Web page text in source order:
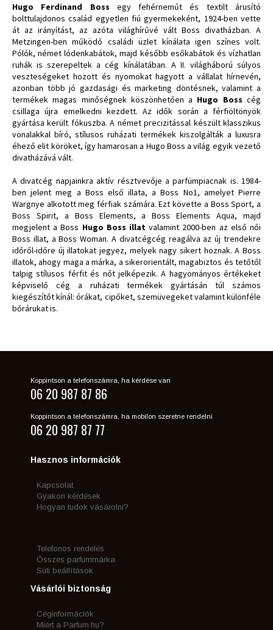
Hugo Ferdinand Boss egy fehérneműt és textilt árusító
bolttulajdonos család egyetlen fiú gyermekeként, 1924-ben vette
át az irányítást, az azóta világhírűvé vált Boss divatházban. A
Metzingen-ben működő családi üzlet kínálata igen színes volt.
Pólók, német lódenkabátok, majd később esőkabátok és vízhatlan
ruhák is szerepeltek a cég kínálatában. A II. világháború súlyos
veszteségeket hozott és nyomokat hagyott a vállalat hírnevén,
azonban több jó gazdasági és marketing döntésnek, valamint a
termékek magas minőségnek köszönhetően a Hugo Boss cég
csillaga újra emelkedni kezdett. Az idők során a férfiöltönyök
gyártása került fókuszba. A német precizitással készült klasszikus
vonalakkal bíró, stílusos ruházati termékek kiszolgálták a luxusra
éhező elit köröket, így hamarosan a Hugo Boss a világ egyik vezető
divatházává vált.
A divatcég napjainkra aktív résztvevője a parfümpiacnak is. 1984-
ben jelent meg a Boss első illata, a Boss No1, amelyet Pierre
Wargnye alkotott meg férfiak számára. Ezt követte a Boss Sport, a
Boss Spirit, a Boss Elements, a Boss Elements Aqua, majd
megjelent a Boss Hugo Boss illat valamint 2000-ben az első női
Boss illat, a Boss Woman. A divatcégcég reagálva az új trendekre
időről-időre új illatokat jegyez, melyek nagy sikert hoznak. A Boss
illatok, ahogy maga a márka, a sikerorientált, magabiztos és tetőtől
talpig stílusos férfit és nőt jelképezik. A hagyományos értékeket
képviselő cég a ruházati termékek gyártásán túl számos
kiegészítőt kínál: órákat, cipőket, szemüvegeket valamint különféle
bőrárukat is.
Koppintson a telefonszámra, ha kérdése van
06 20 987 87 86
Koppintson a telefonszámra, ha mobilon szeretne rendelni
06 20 987 87 77
Hasznos információk
Kapcsolat
Gyakori kérdések
Hogyan tudok vásárolni?
Telefonos rendelés
Összes parfummárka
Süti beállítások
Vásárlói biztonság
Céginformációk
Miért a Parfum.hu?